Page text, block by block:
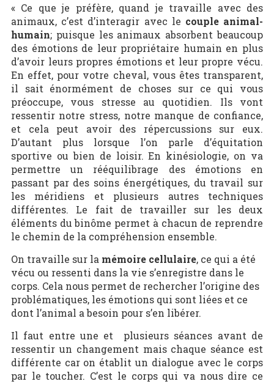
« Ce que je préfère, quand je travaille avec des
animaux, c’est d’interagir avec le couple animal-
humain; puisque les animaux absorbent beaucoup
des émotions de leur propriétaire humain en plus
d’avoir leurs propres émotions et leur propre vécu.
En effet, pour votre cheval, vous êtes transparent,
il sait énormément de choses sur ce qui vous
préoccupe, vous stresse au quotidien. Ils vont
ressentir notre stress, notre manque de confiance,
et cela peut avoir des répercussions sur eux.
D’autant plus lorsque l’on parle d’équitation
sportive ou bien de loisir. En kinésiologie, on va
permettre un rééquilibrage des émotions en
passant par des soins énergétiques, du travail sur
les méridiens et plusieurs autres techniques
différentes. Le fait de travailler sur les deux
éléments du binôme permet à chacun de reprendre
le chemin de la compréhension ensemble.
On travaille sur la mémoire cellulaire, ce qui a été
vécu ou ressenti dans la vie s’enregistre dans le
corps. Cela nous permet de rechercher l’origine des
problématiques, les émotions qui sont liées et ce
dont l’animal a besoin pour s’en libérer.
Il faut entre une et plusieurs séances avant de
ressentir un changement mais chaque séance est
différente car on établit un dialogue avec le corps
par le toucher. C’est le corps qui va nous dire ce